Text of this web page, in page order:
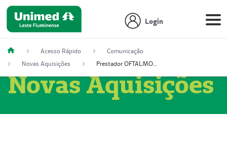
Login
Acesso Rápido
Comunicação
Novas Aquisições
Prestador OFTALMOCLÍNICA SÃO GONÇALO (55004164-2)
Novas Aquisições